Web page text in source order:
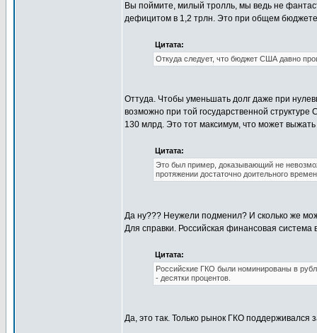
Вы поймите, милый тролль, мы ведь не
дефицитом в 1,2 трлн. Это при общем
Цитата:
Откуда следует, что бюджет США давно
Оттуда. Чтобы уменьшать долг даже при
возможно при той государственной
130 млрд. Это тот максимум, что может
Цитата:
Это был пример, доказывающий не
протяжении достаточно доительного
Да ну??? Неужели подменил? И сколько же
Для справки. Российская финансовая
Цитата:
Российские ГКО были номинированы в
- десятки процентов.
Да, это так. Только рынок ГКО поддерживался